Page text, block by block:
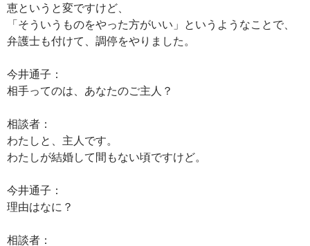
恵というと変ですけど、
「そういうものをやった方がいい」というようなことで、
弁護士も付けて、調停をやりました。
今井通子：
相手ってのは、あなたのご主人？
相談者：
わたしと、主人です。
わたしが結婚して間もない頃ですけど。
今井通子：
理由はなに？
相談者：